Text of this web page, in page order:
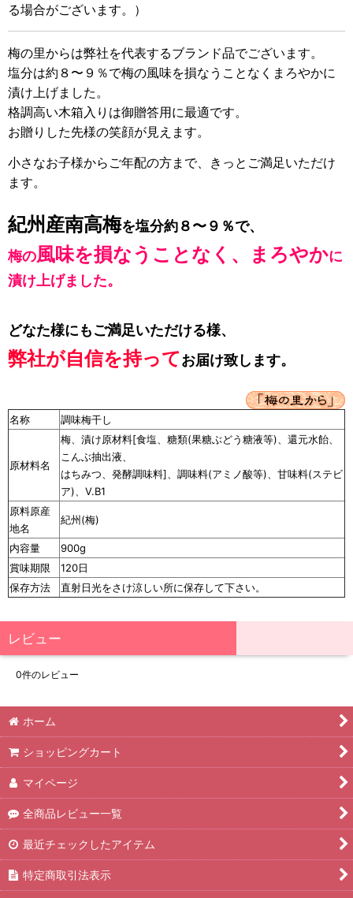
る場合がございます。）
梅の里からは弊社を代表するブランド品でございます。
塩分は約８〜９％で梅の風味を損なうことなくまろやかに
漬け上げました。
格調高い木箱入りは御贈答用に最適です。
お贈りした先様の笑顔が見えます。
小さなお子様からご年配の方まで、きっとご満足いただけ
ます。
紀州産南高梅を塩分約８〜９％で、
梅の風味を損なうことなく、まろやかに
漬け上げました。
どなた様にもご満足いただける様、
弊社が自信を持ってお届け致します。
名称 調味梅干し
原材料名
梅、漬け原材料[食塩、糖類(果糖ぶどう糖液等)、還元水飴、
こんぶ抽出液、
はちみつ、発酵調味料]、調味料(アミノ酸等)、甘味料(ステビ
ア)、V.B1
原料原産
地名
紀州(梅)
内容量
900g
賞味期限
120日
保存方法
直射日光をさけ涼しい所に保存して下さい。
レビュー
0件のレビュー
ホーム
ショッピングカート
マイページ
全商品レビュー一覧
最近チェックしたアイテム
特定商取引法表示